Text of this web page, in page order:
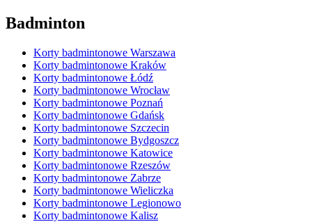
Badminton
Korty badmintonowe Warszawa
Korty badmintonowe Kraków
Korty badmintonowe Łódź
Korty badmintonowe Wrocław
Korty badmintonowe Poznań
Korty badmintonowe Gdańsk
Korty badmintonowe Szczecin
Korty badmintonowe Bydgoszcz
Korty badmintonowe Katowice
Korty badmintonowe Rzeszów
Korty badmintonowe Zabrze
Korty badmintonowe Wieliczka
Korty badmintonowe Legionowo
Korty badmintonowe Kalisz